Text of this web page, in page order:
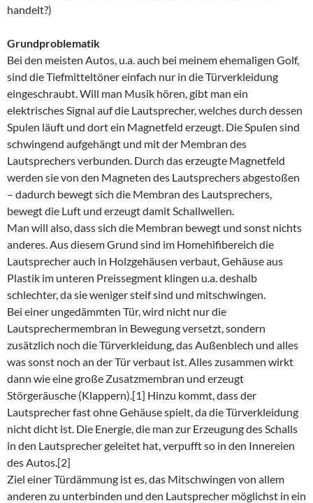
handelt?)
Grundproblematik
Bei den meisten Autos, u.a. auch bei meinem ehemaligen Golf,
sind die Tiefmitteltöner einfach nur in die Türverkleidung
eingeschraubt. Will man Musik hören, gibt man ein
elektrisches Signal auf die Lautsprecher, welches durch dessen
Spulen läuft und dort ein Magnetfeld erzeugt. Die Spulen sind
schwingend aufgehängt und mit der Membran des
Lautsprechers verbunden. Durch das erzeugte Magnetfeld
werden sie von den Magneten des Lautsprechers abgestoßen
– dadurch bewegt sich die Membran des Lautsprechers,
bewegt die Luft und erzeugt damit Schallwellen.
Man will also, dass sich die Membran bewegt und sonst nichts
anderes. Aus diesem Grund sind im Homehifibereich die
Lautsprecher auch in Holzgehäusen verbaut, Gehäuse aus
Plastik im unteren Preissegment klingen u.a. deshalb
schlechter, da sie weniger steif sind und mitschwingen.
Bei einer ungedämmten Tür, wird nicht nur die
Lautsprechermembran in Bewegung versetzt, sondern
zusätzlich noch die Türverkleidung, das Außenblech und alles
was sonst noch an der Tür verbaut ist. Alles zusammen wirkt
dann wie eine große Zusatzmembran und erzeugt
Störgeräusche (Klappern).[1] Hinzu kommt, dass der
Lautsprecher fast ohne Gehäuse spielt, da die Türverkleidung
nicht dicht ist. Die Energie, die man zur Erzeugung des Schalls
in den Lautsprecher geleitet hat, verpufft so in den Innereien
des Autos.[2]
Ziel einer Türdämmung ist es, das Mitschwingen von allem
anderen zu unterbinden und den Lautsprecher möglichst in ein